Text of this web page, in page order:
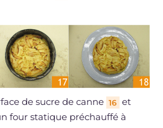
de sucre de canne 16 et
four statique préchauffé à